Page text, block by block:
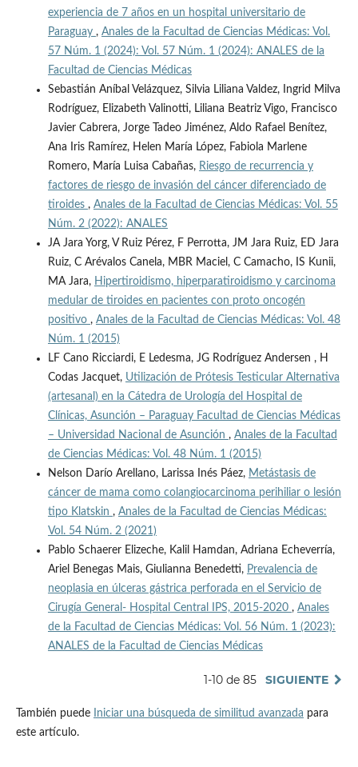
experiencia de 7 años en un hospital universitario de
Paraguay , Anales de la Facultad de Ciencias Médicas: Vol.
57 Núm. 1 (2024): Vol. 57 Núm. 1 (2024): ANALES de la
Facultad de Ciencias Médicas
Sebastián Aníbal Velázquez, Silvia Liliana Valdez, Ingrid Milva
Rodríguez, Elizabeth Valinotti, Liliana Beatriz Vigo, Francisco
Javier Cabrera, Jorge Tadeo Jiménez, Aldo Rafael Benítez,
Ana Iris Ramírez, Helen María López, Fabiola Marlene
Romero, María Luisa Cabañas, Riesgo de recurrencia y
factores de riesgo de invasión del cáncer diferenciado de
tiroides , Anales de la Facultad de Ciencias Médicas: Vol. 55
Núm. 2 (2022): ANALES
JA Jara Yorg, V Ruiz Pérez, F Perrotta, JM Jara Ruiz, ED Jara
Ruiz, C Arévalos Canela, MBR Maciel, C Camacho, IS Kunii,
MA Jara, Hipertiroidismo, hiperparatiroidismo y carcinoma
medular de tiroides en pacientes con proto oncogén
positivo , Anales de la Facultad de Ciencias Médicas: Vol. 48
Núm. 1 (2015)
LF Cano Ricciardi, E Ledesma, JG Rodríguez Andersen , H
Codas Jacquet, Utilización de Prótesis Testicular Alternativa
(artesanal) en la Cátedra de Urología del Hospital de
Clínicas, Asunción – Paraguay Facultad de Ciencias Médicas
– Universidad Nacional de Asunción , Anales de la Facultad
de Ciencias Médicas: Vol. 48 Núm. 1 (2015)
Nelson Darío Arellano, Larissa Inés Páez, Metástasis de
cáncer de mama como colangiocarcinoma perihiliar o lesión
tipo Klatskin , Anales de la Facultad de Ciencias Médicas:
Vol. 54 Núm. 2 (2021)
Pablo Schaerer Elizeche, Kalil Hamdan, Adriana Echeverría,
Ariel Benegas Mais, Giulianna Benedetti, Prevalencia de
neoplasia en úlceras gástrica perforada en el Servicio de
Cirugía General- Hospital Central IPS, 2015-2020 , Anales
de la Facultad de Ciencias Médicas: Vol. 56 Núm. 1 (2023):
ANALES de la Facultad de Ciencias Médicas
1-10 de 85 SIGUIENTE
También puede Iniciar una búsqueda de similitud avanzada para
este artículo.